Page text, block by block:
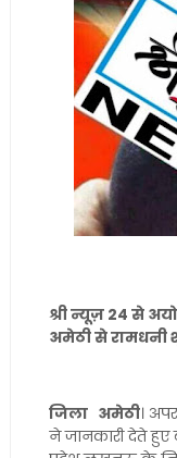
श्री न्यूज़ 24 से
अमेठी से रामधनी
जिला अमेठी।
ने जानकारी देते हुए